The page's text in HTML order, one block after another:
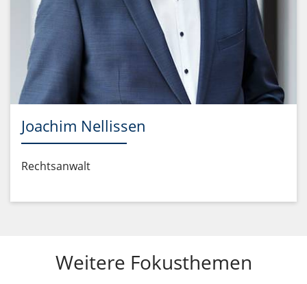
Joachim Nellissen
Rechtsanwalt
Weitere Fokusthemen